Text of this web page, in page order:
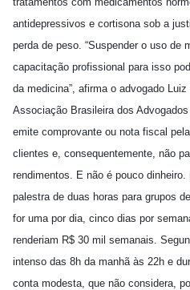
antidepressivos e cortisona sob a
perda de peso. “Suspender o uso de
capacitação profissional para isso
da medicina”, afirma o advogado
Associação Brasileira dos
emite comprovante ou nota fiscal
clientes e, consequentemente, não
rendimentos. E não é pouco
palestra de duas horas para grupos
for uma por dia, cinco dias por
renderiam R$ 30 mil semanais.
intenso das 8h da manhã às 22h e
conta modesta, que não considera,